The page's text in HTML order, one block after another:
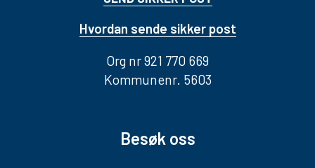
Hvordan sende sikker post
Org nr 921 770 669
Kommunenr. 5603
Besøk oss